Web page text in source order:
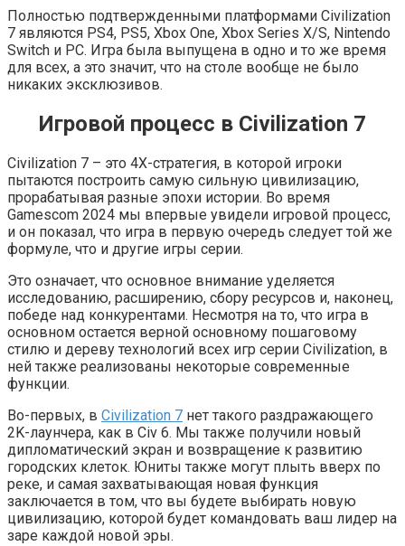
Полностью подтвержденными платформами Civilization
7 являются PS4, PS5, Xbox One, Xbox Series X/S, Nintendo
Switch и РС. Игра была выпущена в одно и то же время
для всех, а это значит, что на столе вообще не было
никаких эксклюзивов.
Игровой процесс в Civilization 7
Civilization 7 – это 4X-стратегия, в которой игроки
пытаются построить самую сильную цивилизацию,
прорабатывая разные эпохи истории. Во время
Gamescom 2024 мы впервые увидели игровой процесс,
и он показал, что игра в первую очередь следует той же
формуле, что и другие игры серии.
Это означает, что основное внимание уделяется
исследованию, расширению, сбору ресурсов и, наконец,
победе над конкурентами. Несмотря на то, что игра в
основном остается верной основному пошаговому
стилю и дереву технологий всех игр серии Civilization, в
ней также реализованы некоторые современные
функции.
Во-первых, в Civilization 7 нет такого раздражающего
2K-лаунчера, как в Civ 6. Мы также получили новый
дипломатический экран и возвращение к развитию
городских клеток. Юниты также могут плыть вверх по
реке, и самая захватывающая новая функция
заключается в том, что вы будете выбирать новую
цивилизацию, которой будет командовать ваш лидер на
заре каждой новой эры.